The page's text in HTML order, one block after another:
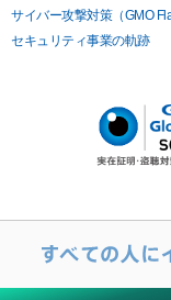
サイバー攻撃対策（GMO
セキュリティ事業の軌跡